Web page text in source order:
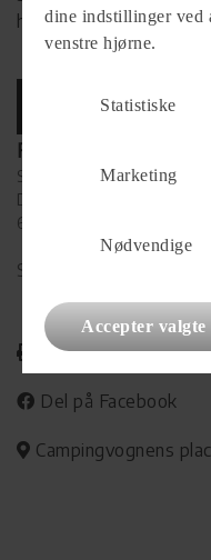
hjemmeside
Forhandler
Steen's MC-center ApS
Dornen 16
6715 Esbjerg N
Se alle
Udskriv
Del på Facebook
Campingvognens
dine indstillinger ved
venstre hjørne.
Statistiske
Marketing
Nødvendige
Accepter valgte